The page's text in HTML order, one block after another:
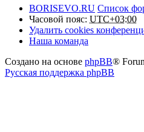
BORISEVO.RU Список
Часовой пояс: UTC+03:00
Удалить cookies
Наша команда
Создано на основе phpBB®
Русская поддержка phpBB